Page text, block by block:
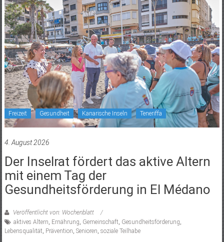
Freizeit Gesundheit Kanarische Inseln Teneriffa
4. August 2026
Der Inselrat fördert das aktive Altern
mit einem Tag der
Gesundheitsförderung in El Médano
Veröffentlicht von: Wochenblatt
aktives Altern Ernährung Gemeinschaft Gesundheitsförderung
Lebensqualität Prävention Senioren soziale Teilhabe